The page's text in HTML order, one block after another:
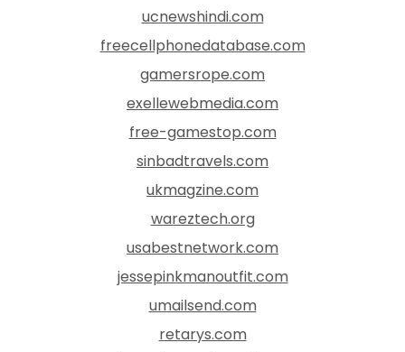
ucnewshindi.com
freecellphonedatabase.com
gamersrope.com
exellewebmedia.com
free-gamestop.com
sinbadtravels.com
ukmagzine.com
wareztech.org
usabestnetwork.com
jessepinkmanoutfit.com
umailsend.com
retarys.com